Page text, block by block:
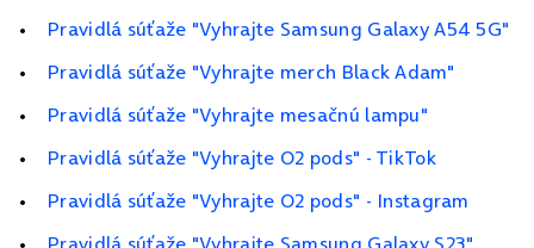
Pravidlá súťaže "Vyhrajte Samsung Galaxy A54 5G"
Pravidlá súťaže "Vyhrajte merch Black Adam"
Pravidlá súťaže "Vyhrajte mesačnú lampu"
Pravidlá súťaže "Vyhrajte O2 pods" - TikTok
Pravidlá súťaže "Vyhrajte O2 pods" - Instagram